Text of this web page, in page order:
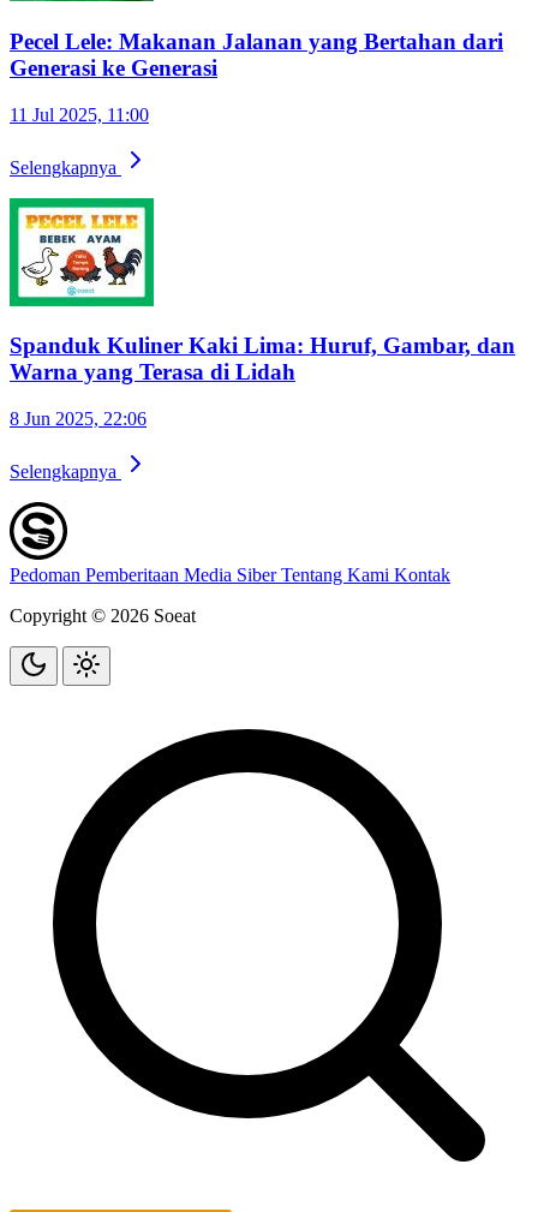
Pecel Lele: Makanan Jalanan yang Bertahan dari
Generasi ke Generasi
11 Jul 2025, 11:00
Selengkapnya
Spanduk Kuliner Kaki Lima: Huruf, Gambar, dan
Warna yang Terasa di Lidah
8 Jun 2025, 22:06
Selengkapnya
Pedoman Pemberitaan Media SiberTentang Kami Kontak
Copyright © 2026 Soeat